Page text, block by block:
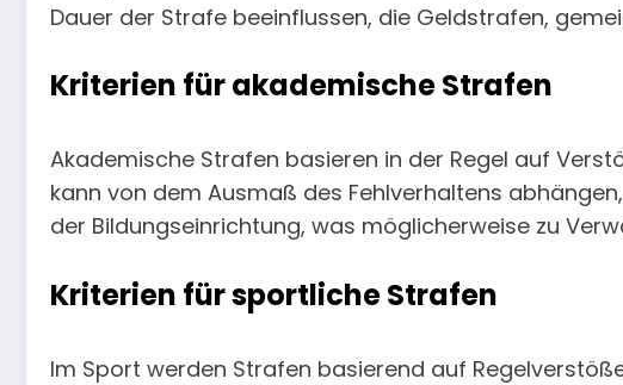
Dauer der Strafe beeinflussen, die Geldstrafen,
Kriterien für akademische Strafen
Akademische Strafen basieren in der Regel auf
kann von dem Ausmaß des Fehlverhaltens
der Bildungseinrichtung, was möglicherweise zu
Kriterien für sportliche Strafen
Im Sport werden Strafen basierend auf